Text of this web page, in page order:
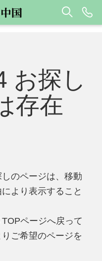
お探し
存在
のページは、移動
より表示すること
ページへ戻って
ご希望のページを